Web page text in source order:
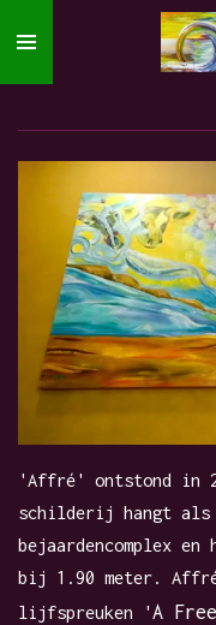
naar
de
hoofdinhoud
'Affré' ontstond in
schilderij hangt als
bejaardencomplex
bij 1.90 meter.
lijfspreuken 'A